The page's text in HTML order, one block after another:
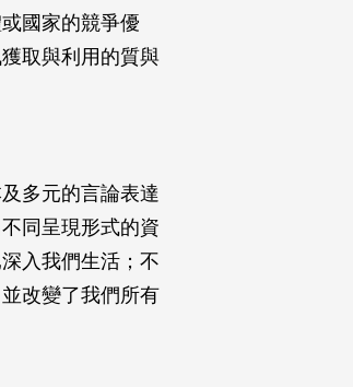
國家的競爭優
取與利用的質與
多元的言論表達
同呈現形式的資
入我們生活；不
改變了我們所有